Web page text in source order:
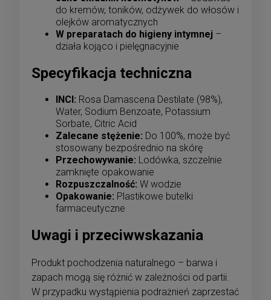
do kremów, toników, odżywek do włosów i
olejków aromatycznych
W preparatach do higieny intymnej –
działa kojąco i pielęgnacyjnie
Specyfikacja techniczna
INCI: Rosa Damascena Destilate (98%),
Water, Sodium Benzoate, Potassium
Sorbate, Citric Acid
Zalecane stężenie: Do 100%, może być
stosowany bezpośrednio na skórę
Przechowywanie: Lodówka, szczelnie
zamknięte opakowanie
Rozpuszczalność: W wodzie
Opakowanie: Plastikowe butelki
farmaceutyczne
Uwagi i przeciwwskazania
Produkt pochodzenia naturalnego – barwa i
zapach mogą się różnić w zależności od partii.
W przypadku wystąpienia podrażnień zaprzestać